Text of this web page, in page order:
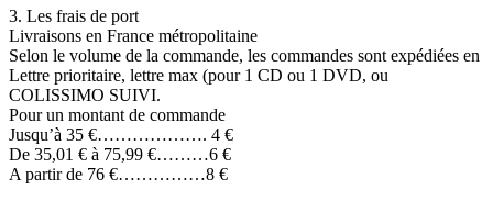
3. Les frais de port
Livraisons en France métropolitaine
Selon le volume de la commande, les commandes sont expédiées en
Lettre prioritaire, lettre max (pour 1 CD ou 1 DVD, ou
COLISSIMO SUIVI.
Pour un montant de commande
Jusqu’à 35 €………………. 4 €
De 35,01 € à 75,99 €………6 €
A partir de 76 €……………8 €